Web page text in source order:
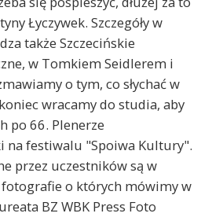
Łyczywek. Szczegóły w
także Szczecińskie
w Tomkiem Seidlerem i
o tym, co słychać w
wracamy do studia, aby
po 66. Plenerze
na festiwalu "Spoiwa Kultury".
przez uczestników są w
o których mówimy w
BZ WBK Press Foto